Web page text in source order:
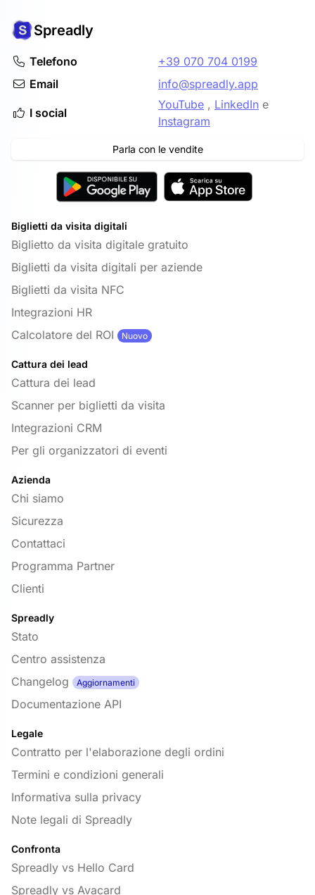
Spreadly
Telefono
+39 070 704 0199
Email
info@spreadly.app
I social
YouTube , LinkedIn e
Instagram
Parla con le vendite
Biglietti da visita digitali
Biglietto da visita digitale gratuito
Biglietti da visita digitali per aziende
Biglietti da visita NFC
Integrazioni HR
Calcolatore del ROI
Nuovo
Cattura dei lead
Cattura dei lead
Scanner per biglietti da visita
Integrazioni CRM
Per gli organizzatori di eventi
Azienda
Chi siamo
Sicurezza
Contattaci
Programma Partner
Clienti
Spreadly
Stato
Centro assistenza
Changelog
Aggiornamenti
Documentazione API
Legale
Contratto per l'elaborazione degli ordini
Termini e condizioni generali
Informativa sulla privacy
Note legali di Spreadly
Confronta
Spreadly vs Hello Card
Spreadly vs Avacard